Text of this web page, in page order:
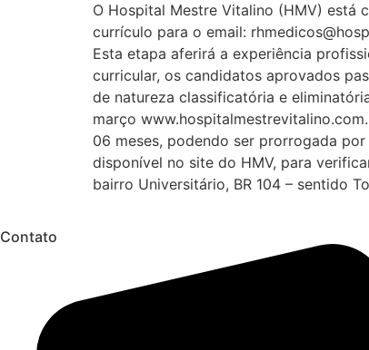
O Hospital Mestre Vitalino (HMV) está
currículo para o email:
Esta etapa aferirá a experiência
curricular, os candidatos aprovados
de natureza classificatória e
março
06 meses, podendo ser prorrogada
disponível no site do HMV, para
bairro Universitário, BR 104 – sentido
Contato